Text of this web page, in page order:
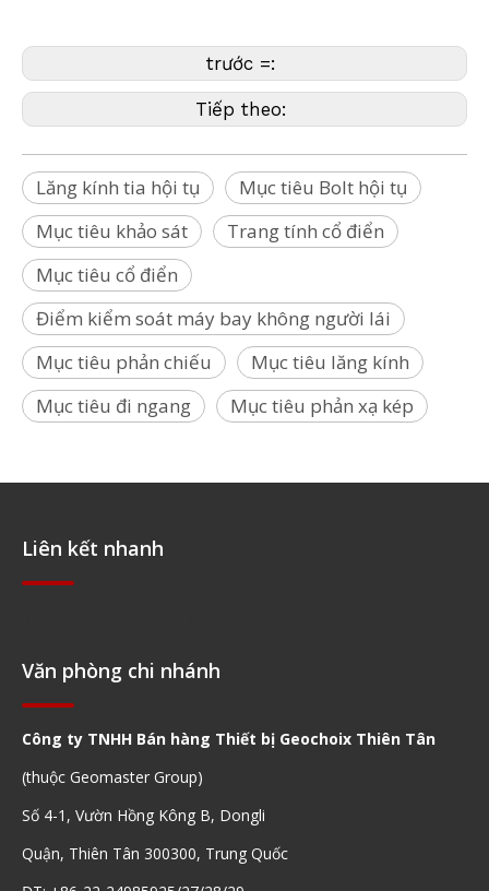
trước =:
Tiếp theo:
Lăng kính tia hội tụ
Mục tiêu Bolt hội tụ
Mục tiêu khảo sát
Trang tính cổ điển
Mục tiêu cổ điển
Điểm kiểm soát máy bay không người lái
Mục tiêu phản chiếu
Mục tiêu lăng kính
Mục tiêu đi ngang
Mục tiêu phản xạ kép
Liên kết nhanh
Văn phòng chi nhánh
Công ty TNHH Bán hàng Thiết bị Geochoix Thiên Tân
(thuộc Geomaster Group)
Số 4-1, Vườn Hồng Kông B, Dongli
Quận, Thiên Tân 300300, Trung Quốc